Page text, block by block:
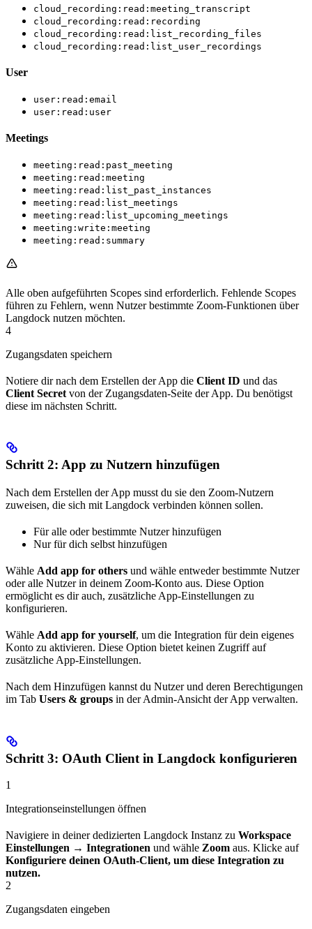
cloud_recording:read:meeting_transcript
cloud_recording:read:recording
cloud_recording:read:list_recording_files
cloud_recording:read:list_user_recordings
User
user:read:email
user:read:user
Meetings
meeting:read:past_meeting
meeting:read:meeting
meeting:read:list_past_instances
meeting:read:list_meetings
meeting:read:list_upcoming_meetings
meeting:write:meeting
meeting:read:summary
Alle oben aufgeführten Scopes sind erforderlich. Fehlende Scopes
führen zu Fehlern, wenn Nutzer bestimmte Zoom-Funktionen über
Langdock nutzen möchten.
4
Zugangsdaten speichern
Notiere dir nach dem Erstellen der App die Client ID und das
Client Secret von der Zugangsdaten-Seite der App. Du benötigst
diese im nächsten Schritt.
Schritt 2: App zu Nutzern hinzufügen
Nach dem Erstellen der App musst du sie den Zoom-Nutzern
zuweisen, die sich mit Langdock verbinden können sollen.
Für alle oder bestimmte Nutzer hinzufügen
Nur für dich selbst hinzufügen
Wähle Add app for others und wähle entweder bestimmte Nutzer
oder alle Nutzer in deinem Zoom-Konto aus. Diese Option
ermöglicht es dir auch, zusätzliche App-Einstellungen zu
konfigurieren.
Wähle Add app for yourself, um die Integration für dein eigenes
Konto zu aktivieren. Diese Option bietet keinen Zugriff auf
zusätzliche App-Einstellungen.
Nach dem Hinzufügen kannst du Nutzer und deren Berechtigungen
im Tab Users & groups in der Admin-Ansicht der App verwalten.
Schritt 3: OAuth Client in Langdock konfigurieren
1
Integrationseinstellungen öffnen
Navigiere in deiner dedizierten Langdock Instanz zu Workspace
Einstellungen → Integrationen und wähle Zoom aus. Klicke auf
Konfiguriere deinen OAuth-Client, um diese Integration zu
nutzen.
2
Zugangsdaten eingeben